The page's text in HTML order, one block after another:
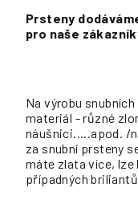
Prsteny
pro naše
Na výrobu
materiál - různé
náušnici.....apod. /
za snubní prsteny
máte zlata více, lze
případných